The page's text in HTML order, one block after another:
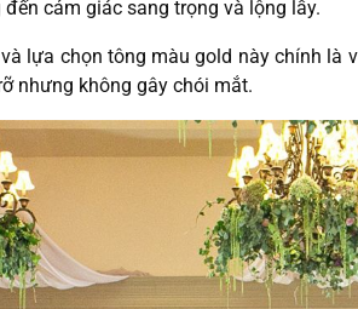
cảm giác sang trọng và lộng lẫy.
lựa chọn tông màu gold này chính là
nhưng không gây chói mắt.